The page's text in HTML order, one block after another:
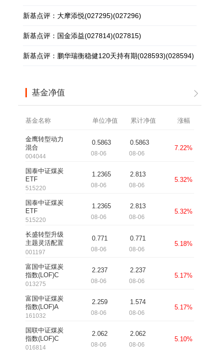
新基点评：大摩添悦(027295)(027296)
新基点评：国金添益(027814)(027815)
新基点评：鹏华瑞衡稳健120天持有期(028593)(028594)
基金净值
基金名称 单位净值 累计净值 涨幅
金鹰转型动力
混合
004044
0.5863
08-06
0.5863
08-06
7.22%
国泰中证煤炭
ETF
515220
1.2365
08-06
2.813
08-06
5.32%
国泰中证煤炭
ETF
515220
1.2365
08-06
2.813
08-06
5.32%
长盛转型升级
主题灵活配置
混合
001197
0.771
08-06
0.771
08-06
5.18%
富国中证煤炭
指数(LOF)C
013275
2.237
08-06
2.237
08-06
5.17%
富国中证煤炭
指数(LOF)A
161032
2.259
08-06
1.574
08-06
5.17%
国联中证煤炭
指数(LOF)C
016814
2.062
08-06
2.062
08-06
5.10%